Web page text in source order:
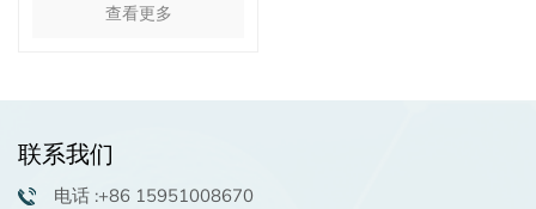
查看更多
联系我们
电话 :+86 15951008670